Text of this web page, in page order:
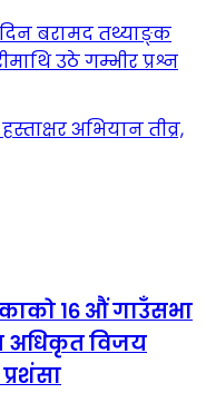
बरामद तथ्याङ्क
उठे गम्भीर प्रश्न
अभियान तीव्र,
१६ औं गाउँसभा
अधिकृत विजय